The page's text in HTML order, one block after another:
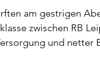
am gestrigen
zwischen RB
und